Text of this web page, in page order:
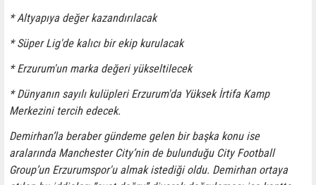
* Altyapıya değer kazandırılacak
* Süper Lig'de kalıcı bir ekip kurulacak
* Erzurum'un marka değeri yükseltilecek
* Dünyanın sayılı kulüpleri Erzurum'da Yüksek İrtifa Kamp
Merkezini tercih edecek.
Demirhan’la beraber gündeme gelen bir başka konu ise
aralarında Manchester City’nin de bulunduğu City Football
Group’un Erzurumspor'u almak istediği oldu. Demirhan ortaya